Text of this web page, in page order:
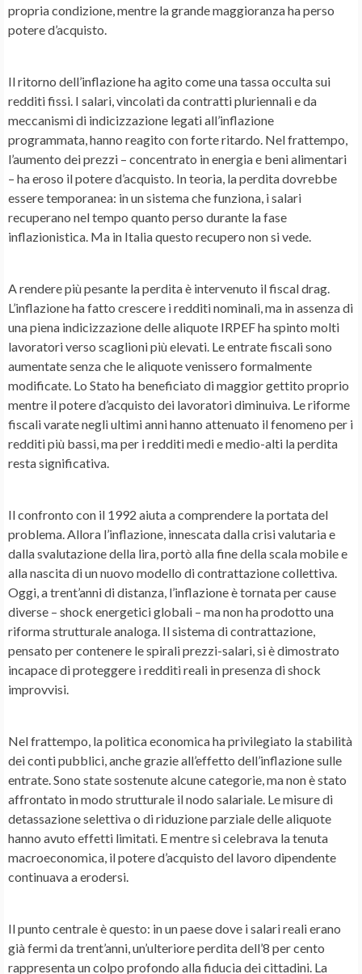
propria condizione, mentre la grande maggioranza ha perso
potere d’acquisto.
Il ritorno dell’inflazione ha agito come una tassa occulta sui
redditi fissi. I salari, vincolati da contratti pluriennali e da
meccanismi di indicizzazione legati all’inflazione
programmata, hanno reagito con forte ritardo. Nel frattempo,
l’aumento dei prezzi – concentrato in energia e beni alimentari
– ha eroso il potere d’acquisto. In teoria, la perdita dovrebbe
essere temporanea: in un sistema che funziona, i salari
recuperano nel tempo quanto perso durante la fase
inflazionistica. Ma in Italia questo recupero non si vede.
A rendere più pesante la perdita è intervenuto il fiscal drag.
L’inflazione ha fatto crescere i redditi nominali, ma in assenza di
una piena indicizzazione delle aliquote IRPEF ha spinto molti
lavoratori verso scaglioni più elevati. Le entrate fiscali sono
aumentate senza che le aliquote venissero formalmente
modificate. Lo Stato ha beneficiato di maggior gettito proprio
mentre il potere d’acquisto dei lavoratori diminuiva. Le riforme
fiscali varate negli ultimi anni hanno attenuato il fenomeno per i
redditi più bassi, ma per i redditi medi e medio-alti la perdita
resta significativa.
Il confronto con il 1992 aiuta a comprendere la portata del
problema. Allora l’inflazione, innescata dalla crisi valutaria e
dalla svalutazione della lira, portò alla fine della scala mobile e
alla nascita di un nuovo modello di contrattazione collettiva.
Oggi, a trent’anni di distanza, l’inflazione è tornata per cause
diverse – shock energetici globali – ma non ha prodotto una
riforma strutturale analoga. Il sistema di contrattazione,
pensato per contenere le spirali prezzi-salari, si è dimostrato
incapace di proteggere i redditi reali in presenza di shock
improvvisi.
Nel frattempo, la politica economica ha privilegiato la stabilità
dei conti pubblici, anche grazie all’effetto dell’inflazione sulle
entrate. Sono state sostenute alcune categorie, ma non è stato
affrontato in modo strutturale il nodo salariale. Le misure di
detassazione selettiva o di riduzione parziale delle aliquote
hanno avuto effetti limitati. E mentre si celebrava la tenuta
macroeconomica, il potere d’acquisto del lavoro dipendente
continuava a erodersi.
Il punto centrale è questo: in un paese dove i salari reali erano
già fermi da trent’anni, un’ulteriore perdita dell’8 per cento
rappresenta un colpo profondo alla fiducia dei cittadini. La